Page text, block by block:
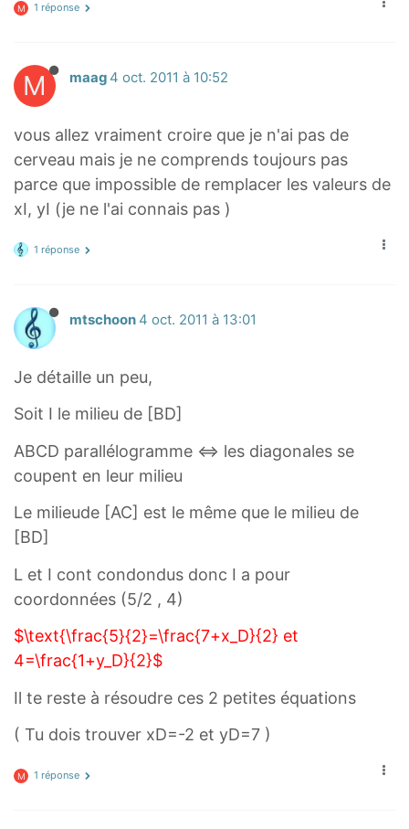
M 1 réponse
M maag 4 oct. 2011 à 10:52
vous allez vraiment croire que je n'ai pas de
cerveau mais je ne comprends toujours pas
parce que impossible de remplacer les valeurs de
xI, yI (je ne l'ai connais pas )
1 réponse
mtschoon 4 oct. 2011 à 13:01
Je détaille un peu,
Soit I le milieu de [BD]
ABCD parallélogramme <=> les diagonales se
coupent en leur milieu
Le milieude [AC] est le même que le milieu de
[BD]
L et I cont condondus donc I a pour
coordonnées (5/2 , 4)
$\text{\frac{5}{2}=\frac{7+x_D}{2} et
4=\frac{1+y_D}{2}$
Il te reste à résoudre ces 2 petites équations
( Tu dois trouver xD=-2 et yD=7 )
M 1 réponse